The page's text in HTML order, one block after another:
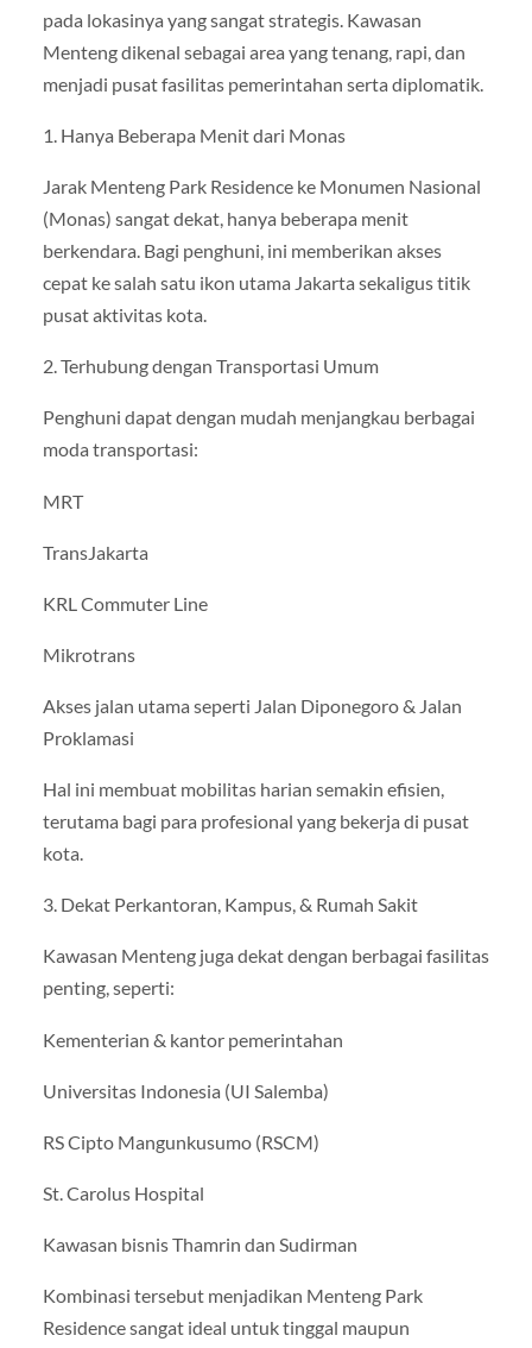
pada lokasinya yang sangat strategis. Kawasan
Menteng dikenal sebagai area yang tenang, rapi, dan
menjadi pusat fasilitas pemerintahan serta diplomatik.
1. Hanya Beberapa Menit dari Monas
Jarak Menteng Park Residence ke Monumen Nasional
(Monas) sangat dekat, hanya beberapa menit
berkendara. Bagi penghuni, ini memberikan akses
cepat ke salah satu ikon utama Jakarta sekaligus titik
pusat aktivitas kota.
2. Terhubung dengan Transportasi Umum
Penghuni dapat dengan mudah menjangkau berbagai
moda transportasi:
MRT
TransJakarta
KRL Commuter Line
Mikrotrans
Akses jalan utama seperti Jalan Diponegoro & Jalan
Proklamasi
Hal ini membuat mobilitas harian semakin efisien,
terutama bagi para profesional yang bekerja di pusat
kota.
3. Dekat Perkantoran, Kampus, & Rumah Sakit
Kawasan Menteng juga dekat dengan berbagai fasilitas
penting, seperti:
Kementerian & kantor pemerintahan
Universitas Indonesia (UI Salemba)
RS Cipto Mangunkusumo (RSCM)
St. Carolus Hospital
Kawasan bisnis Thamrin dan Sudirman
Kombinasi tersebut menjadikan Menteng Park
Residence sangat ideal untuk tinggal maupun